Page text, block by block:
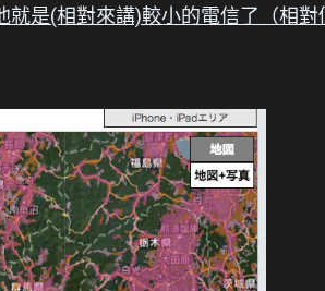
是(相對來講)較小的電信了（相對